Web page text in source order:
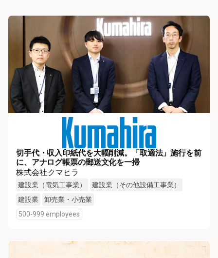
切手代・収入印紙代を大幅削減。「取適法」施行を前
に、アナログ帳票の郵送文化を一掃
株式会社クマヒラ
建設業（電気工事業）
建設業（その他設備工事業）
建設業
卸売業・小売業
500-999 employees